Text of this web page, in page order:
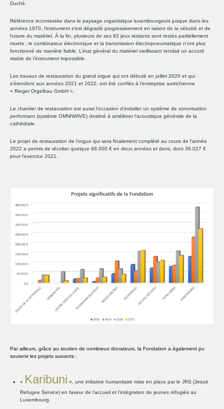
Duché.
Référence incontestée dans le paysage organistique luxembourgeois jusque dans les
années 1970, l’instrument s’est dégradé progressivement en raison de la vétusté et de
l’usure du matériel. À la fin, plusieurs de ses 82 jeux restants sont restés partiellement
muets ; le combinateur électronique et la transmission électropneumatique n’ont plus
fonctionné de manière fiable. L’état général du matériel vieillissant rendait un accord
stable de l’instrument impossible.
Les travaux de restauration du grand orgue qui ont débuté en juillet 2020 et qui
s’étendent aux années 2021 et 2022, ont été confiés à l’entreprise autrichienne
« Rieger Orgelbau GmbH ».
Le chantier de restauration est aussi l’occasion d’installer un système de sonorisation
performant (système OMNIWAVE) destiné à améliorer l’acoustique générale de la
cathédrale.
Le projet de restauration de l’orgue qui sera finalement complété au cours de l’année
2022 a permis de récolter quelque 88.000 € en deux années et demi, dont 38.027 €
pour l’exercice 2021.
Par ailleurs, grâce au soutien de nombreux donateurs, la Fondation a également pu
soutenir les projets suivants :
« Karibuni », une initiative humanitaire mise en place par le JRS (Jesuit
Refugee Service) en faveur de l’accueil et l’intégration de jeunes réfugiés au
Luxembourg.